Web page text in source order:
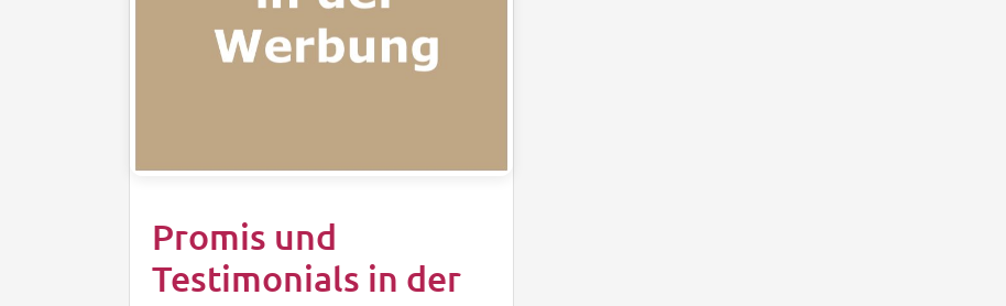
Promis und
Testimonials in der